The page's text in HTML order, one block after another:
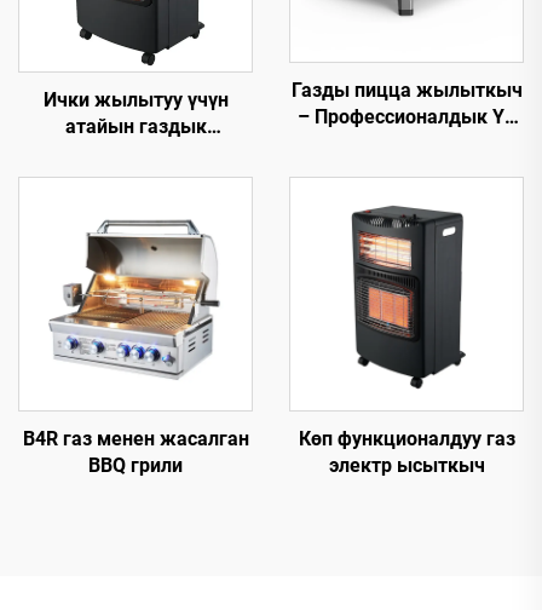
Ички жылытуу үчүн
атайын газдык
Газды пицца жылыткыч
– Профессионалдык Үй
B4R газ менен жасалган
BBQ грили
Көп функционалдуу газ
электр ысыткыч